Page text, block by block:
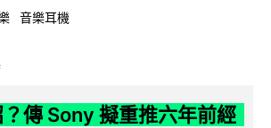
音樂耳機
傳 Sony 擬重推六年前經